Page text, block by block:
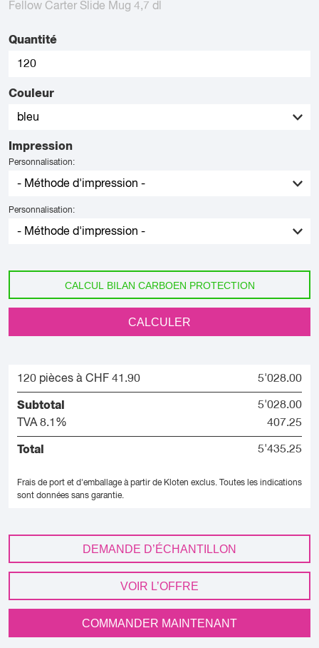
Fellow Carter Slide Mug 4,7 dl
Quantité
Couleur
Impression
Personnalisation:
Personnalisation:
CALCUL BILAN CARBOEN PROTECTION
CALCULER
120 pièces à CHF 41.90 5'028.00
Subtotal
5'028.00
TVA 8.1%
407.25
Total 5'435.25
Frais de port et d'emballage à partir de Kloten exclus.
Toutes les indications
sont données sans garantie.
DEMANDE D’ÉCHANTILLON
VOIR L’OFFRE
COMMANDER MAINTENANT